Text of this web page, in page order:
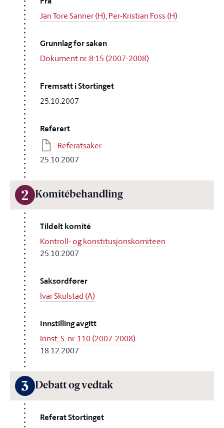
Jan Tore Sanner (H),Per-Kristian Foss (H)
Grunnlag for saken
Dokument nr. 8:15 (2007-2008)
Fremsatt i Stortinget
25.10.2007
Referert
Referatsaker
25.10.2007
2 Komitébehandling
Tildelt komité
Kontroll- og konstitusjonskomiteen
25.10.2007
Saksordfører
Ivar Skulstad (A)
Innstilling avgitt
Innst. S. nr. 110 (2007-2008)
18.12.2007
3 Debatt og vedtak
Referat Stortinget